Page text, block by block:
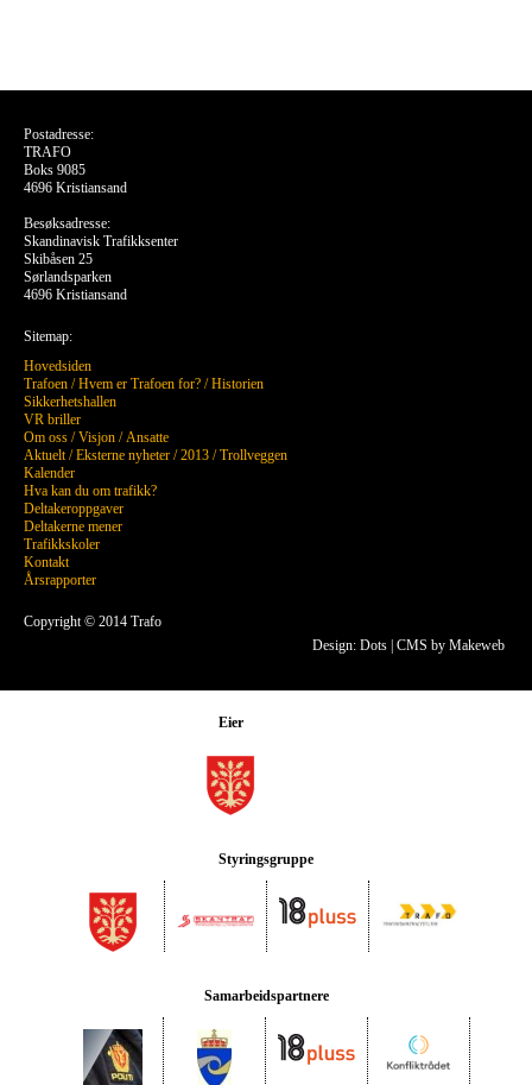
Design: Dots CMS by Makeweb
Postadresse:
TRAFO
Boks 9085
4696 Kristiansand
Besøksadresse:
Skandinavisk Trafikksenter
Skibåsen 25
Sørlandsparken
4696 Kristiansand
Sitemap:
Hovedsiden
Trafoen /Hvem er Trafoen for? /Historien
Sikkerhetshallen
VR briller
Om oss /Visjon /Ansatte
Aktuelt/Eksterne nyheter /2013 /Trollveggen
Kalender
Hva kan du om trafikk?
Deltakeroppgaver
Deltakerne mener
Trafikkskoler
Kontakt
Årsrapporter
Copyright © 2014 Trafo
Eier
Styringsgruppe
Samarbeidspartnere